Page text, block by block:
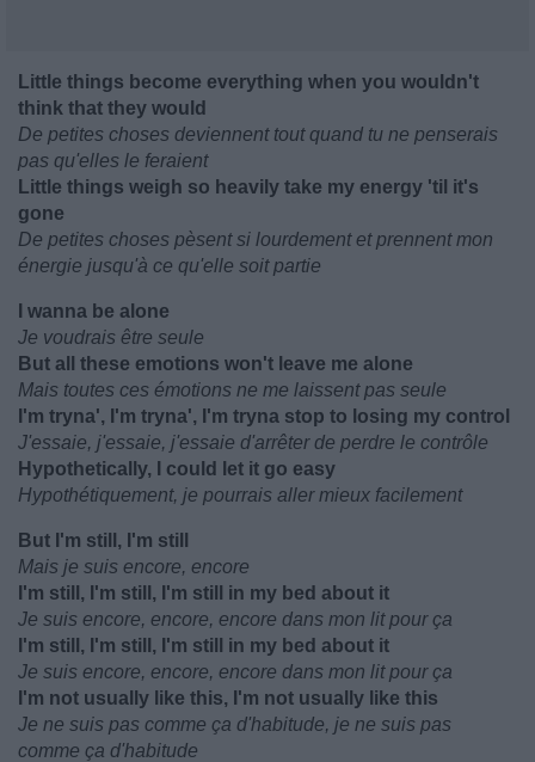
Little things become everything when you wouldn't
think that they would
De petites choses deviennent tout quand tu ne penserais
pas qu'elles le feraient
Little things weigh so heavily take my energy 'til it's
gone
De petites choses pèsent si lourdement et prennent mon
énergie jusqu'à ce qu'elle soit partie
I wanna be alone
Je voudrais être seule
But all these emotions won't leave me alone
Mais toutes ces émotions ne me laissent pas seule
I'm tryna', I'm tryna', I'm tryna stop to losing my control
J'essaie, j'essaie, j'essaie d'arrêter de perdre le contrôle
Hypothetically, I could let it go easy
Hypothétiquement, je pourrais aller mieux facilement
But I'm still, I'm still
Mais je suis encore, encore
I'm still, I'm still, I'm still in my bed about it
Je suis encore, encore, encore dans mon lit pour ça
I'm still, I'm still, I'm still in my bed about it
Je suis encore, encore, encore dans mon lit pour ça
I'm not usually like this, I'm not usually like this
Je ne suis pas comme ça d'habitude, je ne suis pas
comme ça d'habitude